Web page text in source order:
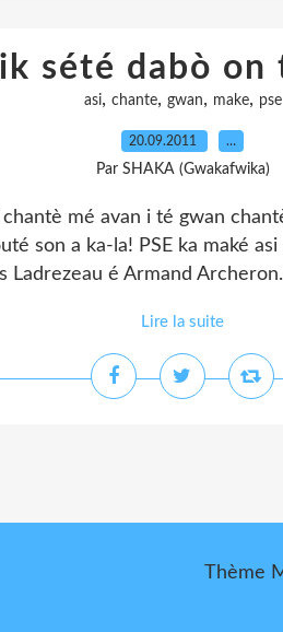
sété dabò on
asi, chante, gwan, make, pse
20.09.2011 …
Par SHAKA (Gwakafwika)
mé avan i té gwan
son a ka-la! PSE ka maké
Ladrezeau é Armand
Lire la suite
Thème